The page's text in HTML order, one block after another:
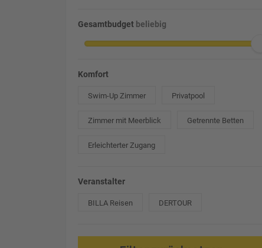
Gesamtbudget beliebig
Komfort
Swim-Up Zimmer Privatpool
Zimmer mit Meerblick Getrennte Betten
Erleichterter Zugang
Veranstalter
BILLA Reisen DERTOUR